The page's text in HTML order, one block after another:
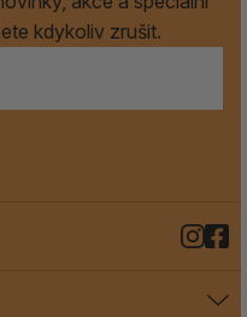
kdykoliv zrušit.